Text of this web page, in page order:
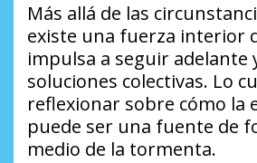
Más allá de las
existe una fuerza interior
impulsa a seguir adelante
soluciones colectivas. Lo
reflexionar sobre cómo la
puede ser una fuente de
medio de la tormenta.